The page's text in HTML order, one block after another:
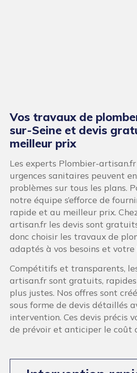
de prévoir et anticiper le coût
Intervention
sur-
Prendre un
01 85 42 02
Installation, entretien
de tout votre sanitaire
Seine
s’efforcent de fournir une